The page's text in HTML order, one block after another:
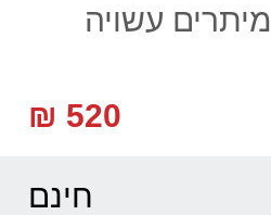
מנדולינה מבית M&T בעלת 8 מיתרים עשויה
520 ₪
חינם